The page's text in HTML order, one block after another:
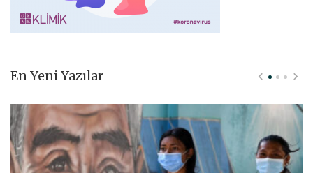
En Yeni Yazılar